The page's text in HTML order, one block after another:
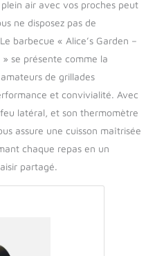
air avec vos proches peut
ne disposez pas de
barbecue « Alice’s Garden –
se présente comme la
de grillades
et convivialité. Avec
latéral, et son thermomètre
assure une cuisson maîtrisée
chaque repas en un
partagé.